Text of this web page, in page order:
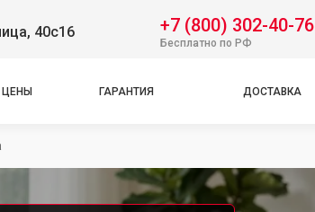
40с16 +7 (800) 302-40-76
Бесплатно по РФ
ЦЕНЫ ГАРАНТИЯ ДОСТАВКА